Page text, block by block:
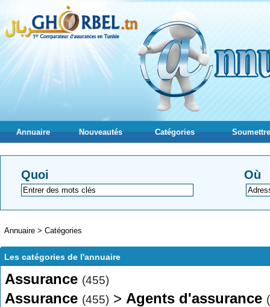
Annuaire Nouveautés Catégories
Quoi Où
Annuaire > Catégories
Les catégories de l'annuaire
Assurance (455)
Assurance (455) > Agents d'assurance